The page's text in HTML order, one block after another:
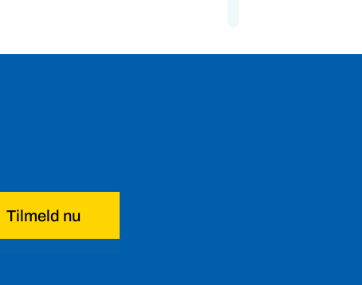
Tilmeld nu